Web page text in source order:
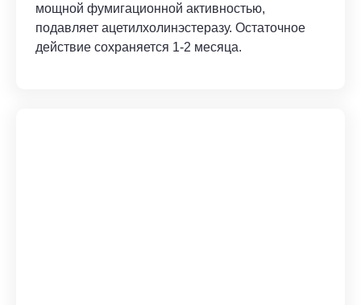
мощной фумигационной активностью,
подавляет ацетилхолинэстеразу. Остаточное
действие сохраняется 1-2 месяца.